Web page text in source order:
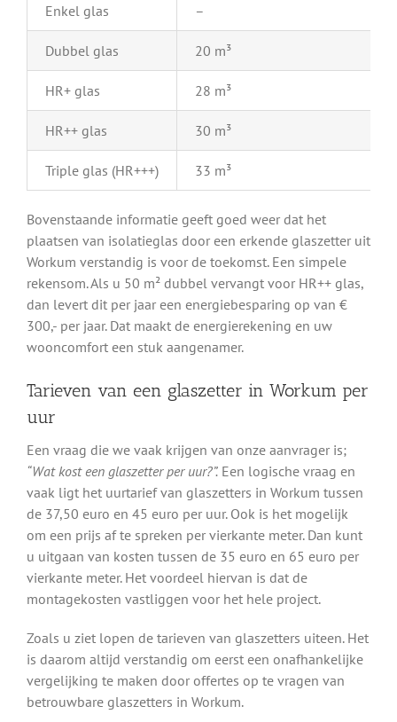
Enkel glas –
Dubbel glas 20 m³
HR+ glas 28 m³
HR++ glas 30 m³
Triple glas (HR+++) 33 m³
Bovenstaande informatie geeft goed weer dat het
plaatsen van isolatieglas door een erkende glaszetter uit
Workum verstandig is voor de toekomst. Een simpele
rekensom. Als u 50 m² dubbel vervangt voor HR++ glas,
dan levert dit per jaar een energiebesparing op van €
300,- per jaar. Dat maakt de energierekening en uw
wooncomfort een stuk aangenamer.
Tarieven van een glaszetter in Workum per
uur
Een vraag die we vaak krijgen van onze aanvrager is;
“Wat kost een glaszetter per uur?”. Een logische vraag en
vaak ligt het uurtarief van glaszetters in Workum tussen
de 37,50 euro en 45 euro per uur. Ook is het mogelijk
om een prijs af te spreken per vierkante meter. Dan kunt
u uitgaan van kosten tussen de 35 euro en 65 euro per
vierkante meter. Het voordeel hiervan is dat de
montagekosten vastliggen voor het hele project.
Zoals u ziet lopen de tarieven van glaszetters uiteen. Het
is daarom altijd verstandig om eerst een onafhankelijke
vergelijking te maken door offertes op te vragen van
betrouwbare glaszetters in Workum.